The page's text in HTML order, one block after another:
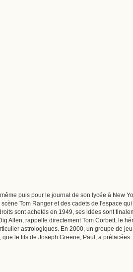
puis pour le journal de son lycée à New
Tom Ranger et des cadets de l'espace qui
sont achetés en 1949, ses idées sont
Allen, rappelle directement Tom Corbett, le
astrologiques. En 2000, un groupe de
le fils de Joseph Greene, Paul, a